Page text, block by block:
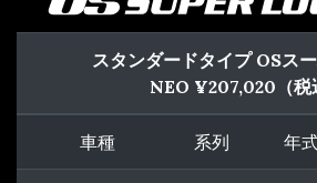
スタンダードタイプ OSス
NEO ¥207,020（税
車種 系列 年